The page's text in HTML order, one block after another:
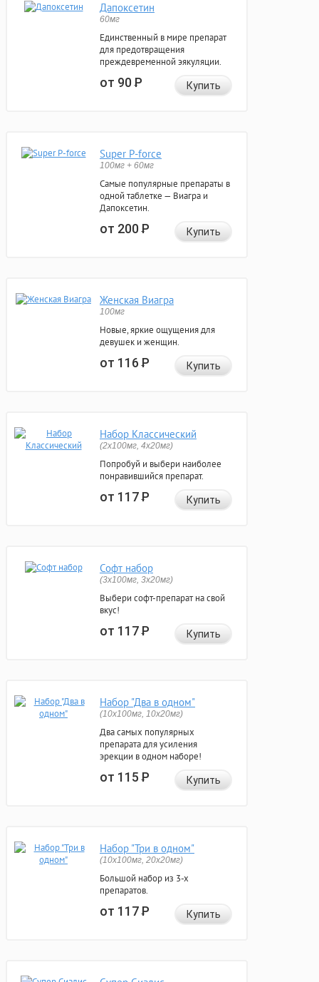
Дапоксетин
60мг
Единственный в мире препарат
для предотвращения
преждевременной эякуляции.
от 90Р Купить
Super P-force
100мг + 60мг
Самые популярные препараты в
одной таблетке — Виагра и
Дапоксетин.
от 200Р Купить
Женская Виагра
100мг
Новые, яркие ощущения для
девушек и женщин.
от 116Р Купить
Набор Классический
(2x100мг, 4x20мг)
Попробуй и выбери наиболее
понравившийся препарат.
от 117Р Купить
Софт набор
(3x100мг, 3x20мг)
Выбери софт-препарат на свой
вкус!
от 117Р Купить
Набор "Два в одном"
(10x100мг, 10x20мг)
Два самых популярных
препарата для усиления
эрекции в одном наборе!
от 115Р Купить
Набор "Три в одном"
(10x100мг, 20x20мг)
Большой набор из 3-х
препаратов.
от 117Р Купить